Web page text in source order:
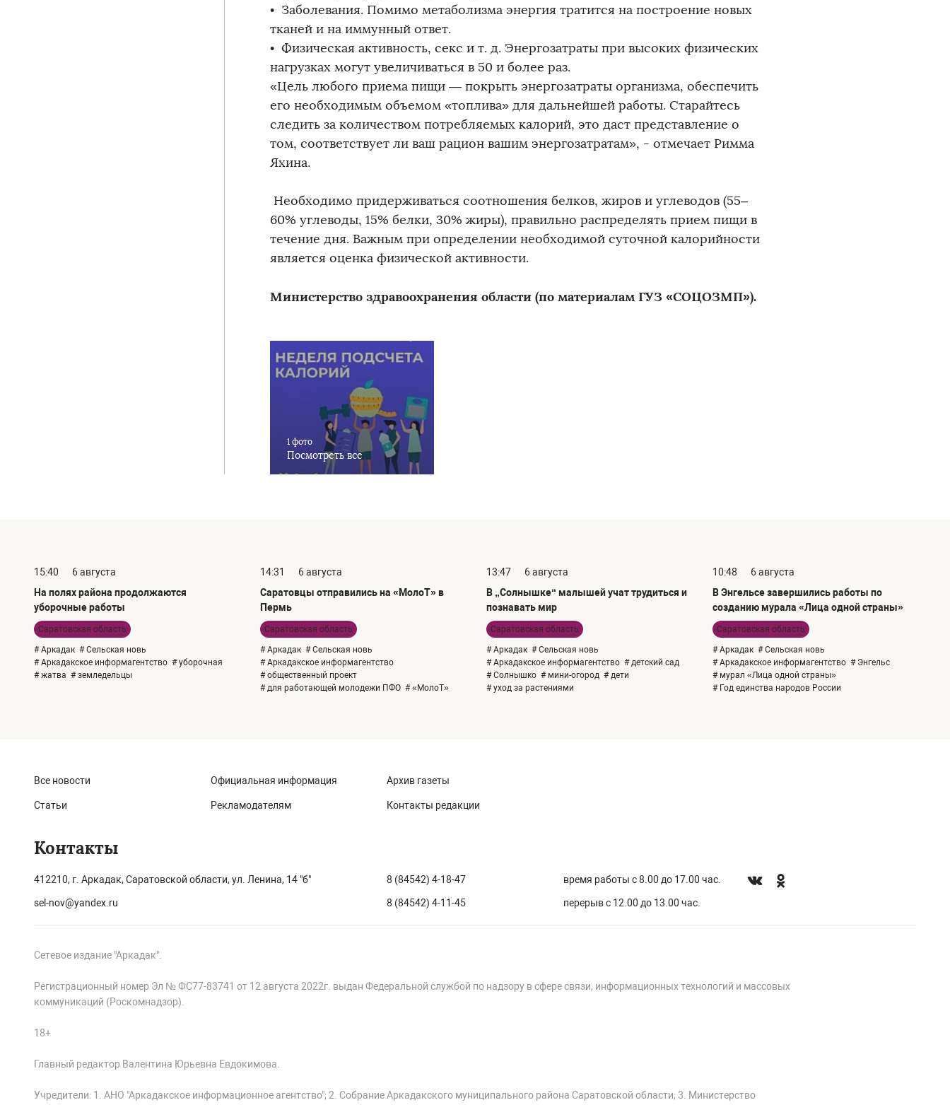
• Заболевания. Помимо метаболизма энергия тратится на построение новых
тканей и на иммунный ответ.
• Физическая активность, секс и т. д. Энергозатраты при высоких физических
нагрузках могут увеличиваться в 50 и более раз.
«Цель любого приема пищи — покрыть энергозатраты организма, обеспечить
его необходимым объемом «топлива» для дальнейшей работы. Старайтесь
следить за количеством потребляемых калорий, это даст представление о
том, соответствует ли ваш рацион вашим энергозатратам», - отмечает Римма
Яхина.
Необходимо придерживаться соотношения белков, жиров и углеводов (55–
60% углеводы, 15% белки, 30% жиры), правильно распределять прием пищи в
течение дня. Важным при определении необходимой суточной калорийности
является оценка физической активности.
Министерство здравоохранения области (по материалам ГУЗ «СОЦОЗМП»).
1 фото
Посмотреть все
15:40
6 августа
На полях района продолжаются
уборочные работы
Саратовская область
# Аркадак # Сельская новь
# Аркадакское информагентство # уборочная
# жатва # земледельцы
14:31
6 августа
Саратовцы отправились на «МолоТ» в
Пермь
Саратовская область
# Аркадак # Сельская новь
# Аркадакское информагентство
# общественный проект
# для работающей молодежи ПФО # «МолоТ»
13:47
6 августа
В „Солнышке“ малышей учат трудиться и
познавать мир
Саратовская область
# Аркадак # Сельская новь
# Аркадакское информагентство # детский сад
# Солнышко # мини-огород # дети
# уход за растениями
10:48
6 августа
В Энгельсе завершились работы по
созданию мурала «Лица одной страны»
Саратовская область
# Аркадак # Сельская новь
# Аркадакское информагентство # Энгельс
# мурал «Лица одной страны»
# Год единства народов России
Все новости
Статьи
Официальная информация
Рекламодателям
Архив газеты
Контакты редакции
Контакты
412210, г. Аркадак, Саратовской области, ул. Ленина, 14 "б"
sel-nov@yandex.ru
8 (84542) 4-18-47
8 (84542) 4-11-45
время работы с 8.00 до 17.00 час.
перерыв с 12.00 до 13.00 час.
Сетевое издание "Аркадак".
Регистрационный номер Эл № ФС77-83741 от 12 августа 2022г. выдан Федеральной службой по надзору в сфере связи, информационных технологий и массовых
коммуникаций (Роскомнадзор).
18+
Главный редактор Валентина Юрьевна Евдокимова.
Учредители: 1. АНО "Аркадакское информационное агентство"; 2. Собрание Аркадакского муниципального района Саратовской области; 3. Министерство